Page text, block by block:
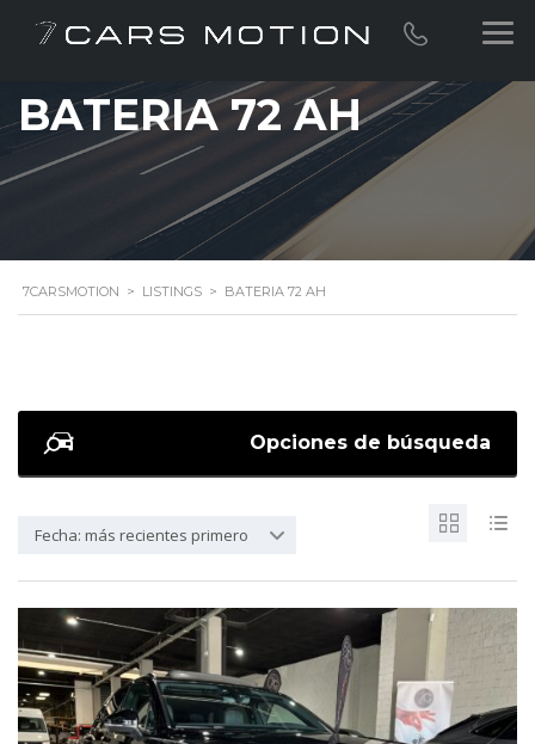
BATERIA 72 AH
7CARSMOTION > LISTINGS > BATERIA 72 AH
Opciones de búsqueda
Fecha: más recientes primero